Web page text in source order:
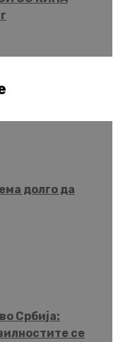
долго да
Србија:
се